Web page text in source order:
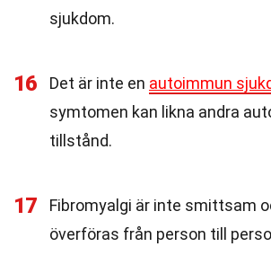
sjukdom.
16 Det är inte en autoimmun
symtomen kan likna andra
tillstånd.
17
Fibromyalgi är inte smittsam
överföras från person till